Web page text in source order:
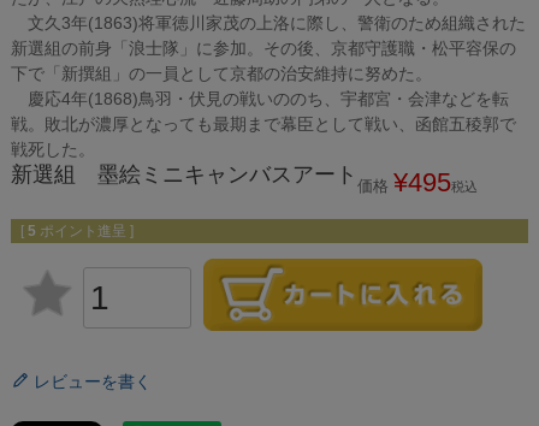
文久3年(1863)将軍徳川家茂の上洛に際し、警衛のため組織された
新選組の前身「浪士隊」に参加。その後、京都守護職・松平容保の
下で「新撰組」の一員として京都の治安維持に努めた。
慶応4年(1868)鳥羽・伏見の戦いののち、宇都宮・会津などを転
戦。敗北が濃厚となっても最期まで幕臣として戦い、函館五稜郭で
戦死した。
新選組 墨絵ミニキャンバスアート 価格 ¥495税込
[ 5 ポイント進呈 ]
レビューを書く